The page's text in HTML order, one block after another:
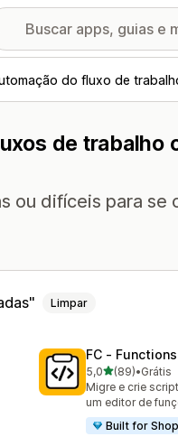
do fluxo de
de trabalho
ou difíceis para se
Limpar
FC ‑
5,0de 5 estrelas
(89)
89 avaliações ao
•Grátis
Migre e crie
um editor de
Built for